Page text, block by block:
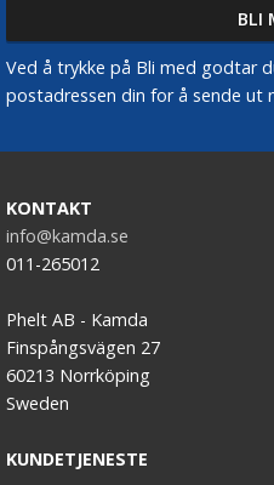
Ved å trykke på Bli med godtar
postadressen din for å sende ut
KONTAKT
info@kamda.se
011-265012
Phelt AB - Kamda
Finspångsvägen 27
60213 Norrköping
Sweden
KUNDETJENESTE